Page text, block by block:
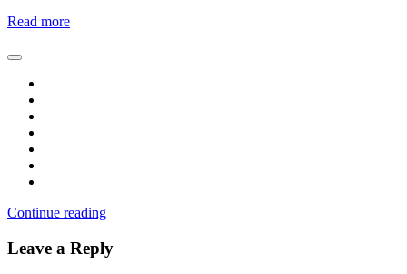
Read more
Continue reading
Leave a Reply